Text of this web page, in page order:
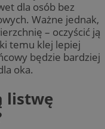
dla osób bez
Ważne jednak,
– oczyścić ją
temu klej lepiej
będzie bardziej
oka.
listwę